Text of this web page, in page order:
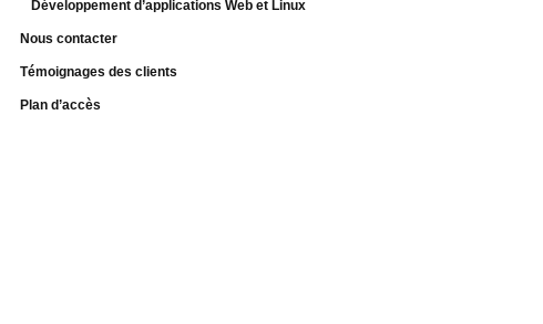
Développement d’applications Web et Linux
Nous contacter
Témoignages des clients
Plan d’accès